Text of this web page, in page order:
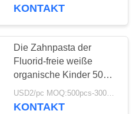
KONTAKT
Die Zahnpasta der
Fluorid-freie weiße
organische Kinder 50ML
für 12 Jährige
USD2/pc MOQ:500pcs-30000pcs
KONTAKT